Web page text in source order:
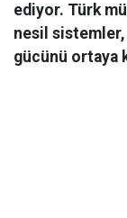
ediyor. Türk
nesil sistemler,
gücünü ortaya